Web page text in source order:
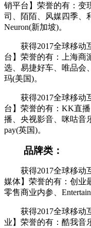
销平台】荣誉的有：变
司、陌陌、风媒四季、
Neuron(新加坡)。
获得2017全球移动
台】荣誉的有：上海商
选、易捷好车、唯品会
玛(美国)。
获得2017全球移动
台】荣誉的有：KK直
播、央视影音、咪咕音
pay(英国)。
品牌类：
获得2017全球移动互
媒体】荣誉的有：创业
零售商业内参、
获得2017全球移动
业】荣誉的有：酷我音